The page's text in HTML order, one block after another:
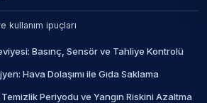
kullanım ipuçları
Basınç, Sensör ve Tahliye Kontrolü
Hava Dolaşımı ile Gıda Saklama
Periyodu ve Yangın Riskini Azaltma